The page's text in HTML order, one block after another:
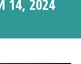
14, 2024